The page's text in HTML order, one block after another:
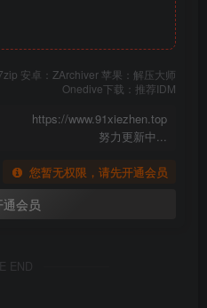
179MB]
-護士裝 [138P1V-626MB]
画入り) [146P1V-477MB]
[155P-199MB]
329MB]
安卓：ZArchiver 苹果：解压大师
Onedive下载：推荐IDM
https://www.91xiezhen.top
努力更新中...
您暂无权限，请先开通会员
通会员
END